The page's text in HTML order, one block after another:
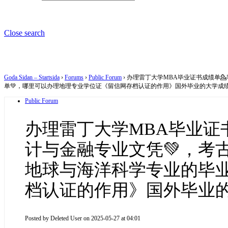
Close search
Goda Sidan – Startsida › Forums › Public Forum › 办理雷丁大学MBA毕业证书成绩单
单💚，哪里可以办理地理专业学位证《留信网存档认证的作用》国外毕业的大学成
Public Forum
办理雷丁大学MBA毕业证
计与金融专业文凭💚，考
地球与海洋科学专业的毕
档认证的作用》国外毕业
Posted by Deleted User on 2025-05-27 at 04:01